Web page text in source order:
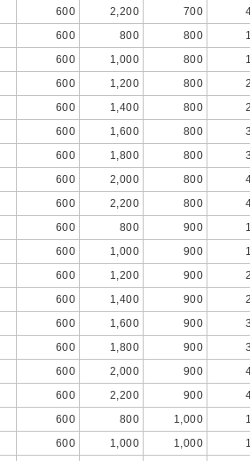
600 2,200 700
600 800 800
600 1,000 800
600 1,200 800
600 1,400 800
600 1,600 800
600 1,800 800
600 2,000 800
600 2,200 800
600 800 900
600 1,000 900
600 1,200 900
600 1,400 900
600 1,600 900
600 1,800 900
600 2,000 900
600 2,200 900
600 800 1,000
600 1,000 1,000